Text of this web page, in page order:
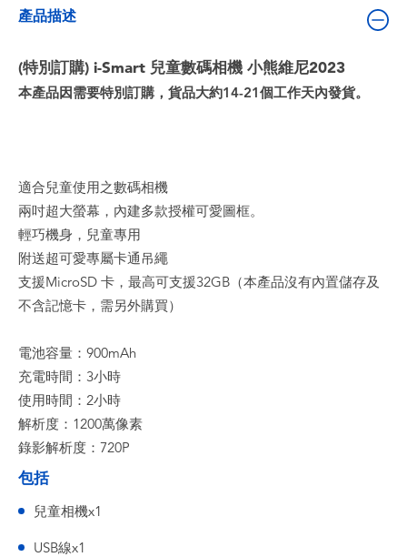
生活精品
產品描述
(特別訂購) i-Smart 兒童數碼相機 小熊維尼2023
本產品因需要特別訂購，貨品大約14-21個工作天內發貨。
適合兒童使用之數碼相機
兩吋超大螢幕，內建多款授權可愛圖框。
輕巧機身，兒童專用
附送超可愛專屬卡通吊繩
支援MicroSD 卡，最高可支援32GB（本產品沒有內置儲存及
不含記憶卡，需另外購買）
電池容量：900mAh
充電時間：3小時
使用時間：2小時
解析度：1200萬像素
錄影解析度：720P
包括
兒童相機x1
USB線x1